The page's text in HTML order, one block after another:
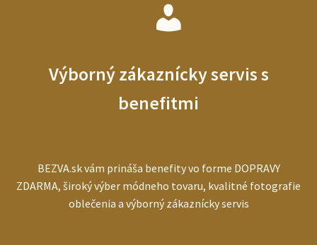
Výborný zákaznícky servis s
benefitmi
BEZVA.sk vám prináša benefity vo forme DOPRAVY
ZDARMA, široký výber módneho tovaru, kvalitné fotografie
oblečenia a výborný zákaznícky servis